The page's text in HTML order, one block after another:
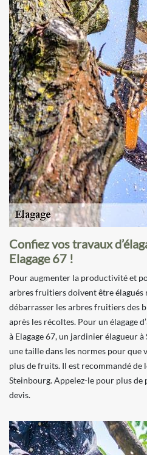
Confiez vos travaux
Elagage 67 !
Pour augmenter la productivité et
arbres fruitiers doivent être élagués
débarrasser les arbres fruitiers des
après les récoltes. Pour un élagage
à Elagage 67, un jardinier élagueur
une taille dans les normes pour que
plus de fruits. Il est recommandé de
Steinbourg. Appelez-le pour plus de
devis.